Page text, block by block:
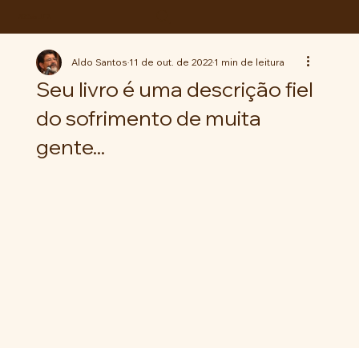
Seu livro é uma descrição fiel
do sofrimento de muita
gente...
Aldo Santos11 de out. de 20221 min de leitura